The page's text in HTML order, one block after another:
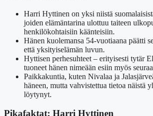
Harri Hyttinen on yksi niistä
joiden elämäntarina ulottuu taiteen
henkilökohtaisiin käänteisiin.
Hänen kuolemansa 54-vuotiaana päätti
että yksityiselämän luvun.
Hyttisen perhesuhteet – erityisesti tytär
tuoneet hänen nimeään esiin myös
Paikkakuntia, kuten Nivalaa ja
häneen, mutta vahvistettua tietoa näistä
löytynyt.
Pikafaktat: Harri Hyttinen